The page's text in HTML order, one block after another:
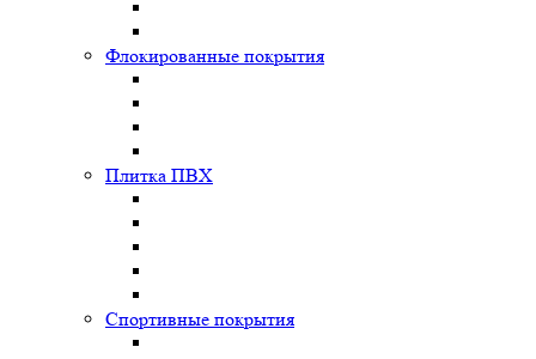
Флокированные покрытия
Плитка ПВХ
Спортивные покрытия